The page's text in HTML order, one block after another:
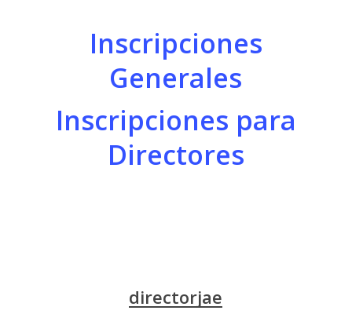
Inscripciones
Generales
Inscripciones para
Directores
directorjae